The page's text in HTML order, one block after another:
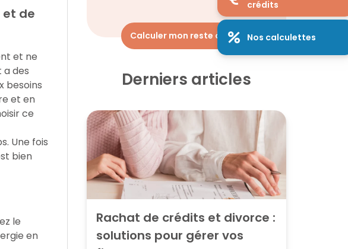
crédits
Nos calculettes
et de
et ne
des
besoins
et en
ce
Une fois
bien
le
en
Calculer mon reste à vivre
Derniers articles
Rachat de crédits et divorce :
solutions pour gérer vos